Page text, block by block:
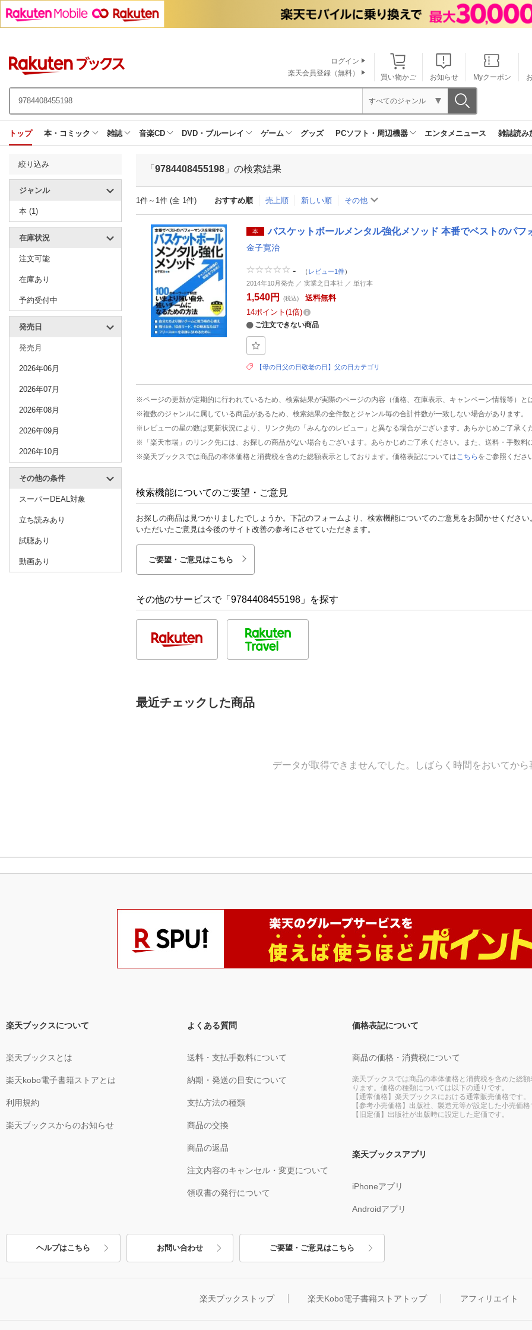
買い物かご お知らせ Myクーポン
ログイン
楽天会員登録（無料）
すべてのジャンル
トップ 本・コミック 雑誌 音楽CD DVD・ブルーレイ ゲーム グッズ PCソフト・周辺機器 エンタメニュース 雑誌読み
絞り込み
ジャンル
本 (1)
在庫状況
注文可能
在庫あり
予約受付中
発売日
発売月
2026年06月
2026年07月
2026年08月
2026年09月
2026年10月
その他の条件
スーパーDEAL対象
立ち読みあり
試聴あり
動画あり
「 9784408455198 」の検索結果
1件～1件 (全 1件) おすすめ順 売上順 新しい順 その他
本 バスケットボールメンタル強化メソッド 本番でベストのパフ
金子寛治
- （ レビュー1件）
2014年10月発売 ／ 実業之日本社 ／ 単行本
1,540円 (税込)
送料無料
14ポイント 1倍
ご注文できない商品
【母の日父の日敬老の日】父の日カテゴリ
※ページの更新が定期的に行われているため、検索結果が実際のページの内容（価格、在庫表示、キャンペーン情報等）と
※複数のジャンルに属している商品があるため、検索結果の全件数とジャンル毎の合計件数が一致しない場合があります。
※レビューの星の数は更新状況により、リンク先の「みんなのレビュー」と異なる場合がございます。あらかじめご了承く
※「楽天市場」のリンク先には、お探しの商品がない場合もございます。あらかじめご了承ください。また、送料・手数料
※楽天ブックスでは商品の本体価格と消費税を含めた総額表示としております。価格表記については こちら をご参照くださ
検索機能についてのご要望・ご意見
お探しの商品は見つかりましたでしょうか。下記のフォームより、検索機能についてのご意見をお聞かせください
いただいたご意見は今後のサイト改善の参考にさせていただきます。
ご要望・ご意見はこちら
その他のサービスで「9784408455198」を探す
最近チェックした商品
データが取得できませんでした。しばらく時間をおいてから
楽天ブックスについて
楽天ブックスとは
楽天kobo電子書籍ストアとは
利用規約
楽天ブックスからのお知らせ
よくある質問
送料・支払手数料について
納期・発送の目安について
支払方法の種類
商品の交換
商品の返品
注文内容のキャンセル・変更について
領収書の発行について
価格表記について
商品の価格・消費税について
楽天ブックスでは商品の本体価格と消費税を含めた総額
ります。価格の種類については以下の通りです。
【通常価格】楽天ブックスにおける通常販売価格です。
【参考小売価格】出版社、製造元等が設定した小売価格
【旧定価】出版社が出版時に設定した定価です。
楽天ブックスアプリ
iPhoneアプリ
Androidアプリ
ヘルプはこちら お問い合わせ ご要望・ご意見はこちら
楽天ブックストップ 楽天Kobo電子書籍ストアトップ アフィリエイト